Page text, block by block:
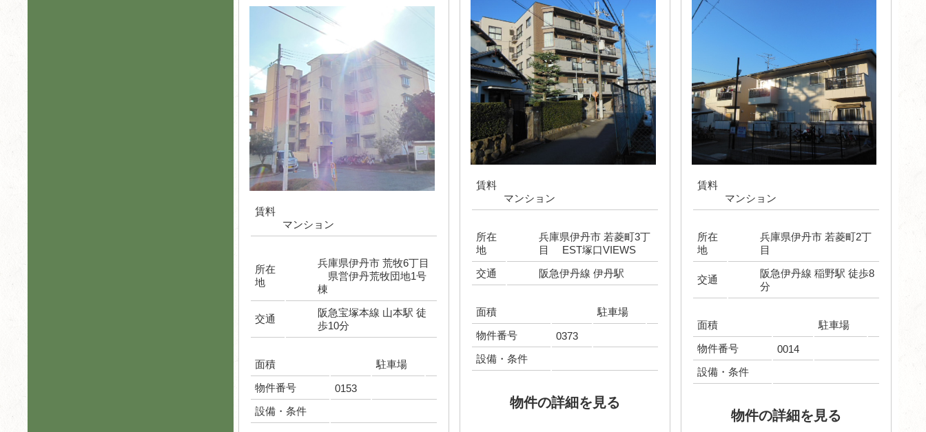
賃料
マンション
所在
地
兵庫県伊丹市 荒牧6丁目
県営伊丹荒牧団地1号
棟
交通
阪急宝塚本線 山本駅 徒
歩10分
面積
駐車場
物件番号
0153
設備・条件
賃料
マンション
所在
地
兵庫県伊丹市 若菱町3丁
目 EST塚口VIEWS
交通
阪急伊丹線 伊丹駅
面積
駐車場
物件番号
0373
設備・条件
物件の詳細を見る
賃料
マンション
所在
地
兵庫県伊丹市 若菱町2丁
目
交通
阪急伊丹線 稲野駅 徒歩8
分
面積
駐車場
物件番号
0014
設備・条件
物件の詳細を見る